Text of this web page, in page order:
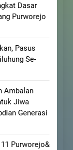
Dasar
Purworejo
Pasus
Se-
Ambalan
Jiwa
Generasi
Purworejo&